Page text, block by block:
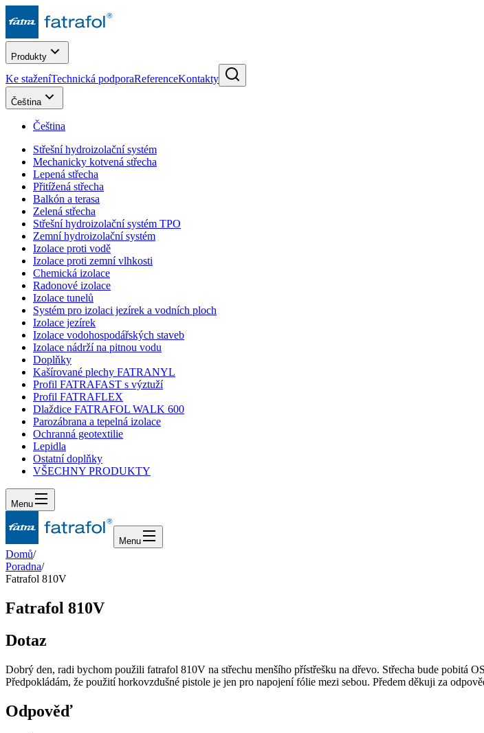
Produkty
Ke staženíTechnická podporaReferenceKontakty
Čeština
Čeština
Střešní hydroizolační systém
Mechanicky kotvená střecha
Lepená střecha
Přitížená střecha
Balkón a terasa
Zelená střecha
Střešní hydroizolační systém TPO
Zemní hydroizolační systém
Izolace proti vodě
Izolace proti zemní vlhkosti
Chemická izolace
Radonové izolace
Izolace tunelů
Systém pro izolaci jezírek a vodních ploch
Izolace jezírek
Izolace vodohospodářských staveb
Izolace nádrží na pitnou vodu
Doplňky
Kašírované plechy FATRANYL
Profil FATRAFAST s výztuží
Profil FATRAFLEX
Dlaždice FATRAFOL WALK 600
Parozábrana a tepelná izolace
Ochranná geotextilie
Lepidla
Ostatní doplňky
VŠECHNY PRODUKTY
Menu
Menu
Domů/
Poradna/
Fatrafol 810V
Fatrafol 810V
Dotaz
Dobrý den, radi bychom použili fatrafol 810V na střechu menšího přístřešku na dřevo. Střecha bude pobitá
Předpokládám, že použití horkovzdušné pistole je jen pro napojení fólie mezi sebou. Předem děkuji za
Odpověď